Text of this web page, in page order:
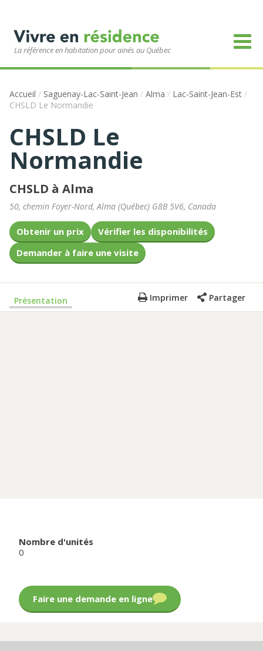
La référence en habitation pour ainés au Québec
Accueil / Saguenay-Lac-Saint-Jean / Alma / Lac-Saint-Jean-Est /
CHSLD Le Normandie
CHSLD Le
Normandie
CHSLD à Alma
50, chemin Foyer-Nord,Alma (Québec) G8B 5V6, Canada
Obtenir un prix
Vérifier les disponibilités
Demander à faire une visite
Présentation Imprimer Partager
Nombre d'unités
0
Faire une demande en ligne